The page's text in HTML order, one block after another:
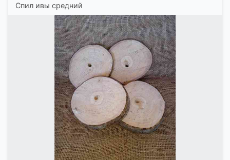
Спил ивы средний